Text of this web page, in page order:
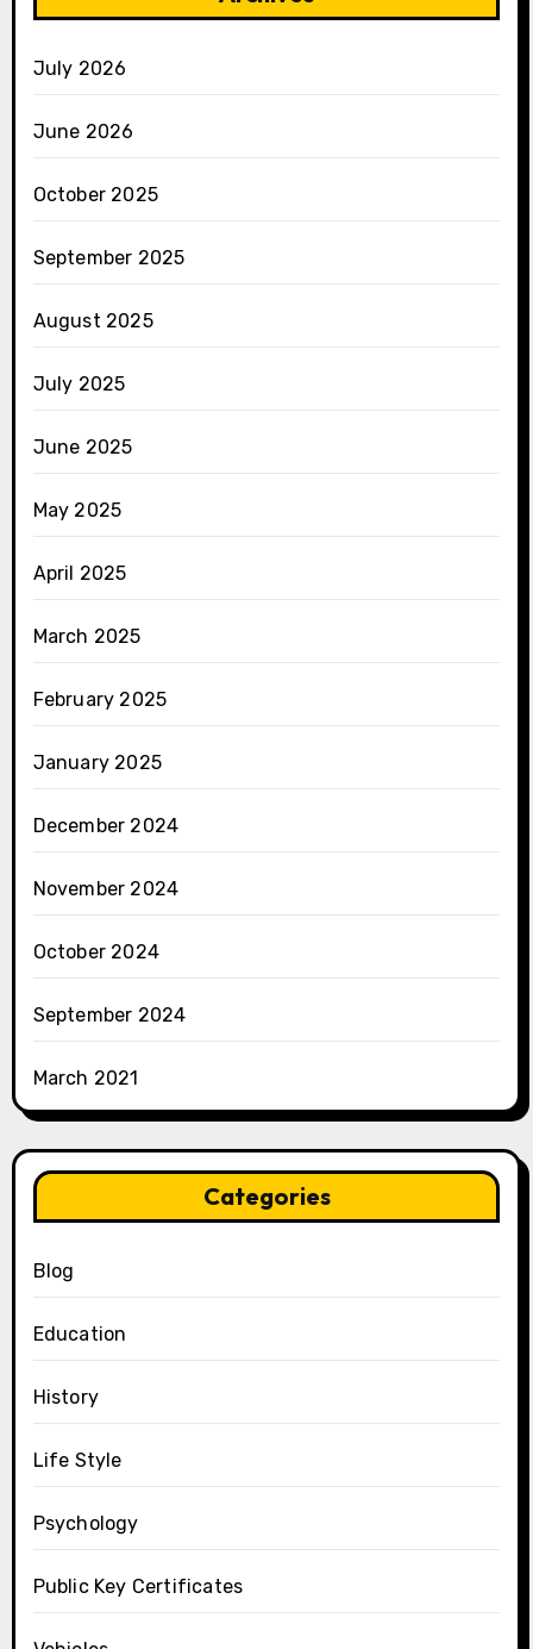
July 2026
June 2026
October 2025
September 2025
August 2025
July 2025
June 2025
May 2025
April 2025
March 2025
February 2025
January 2025
December 2024
November 2024
October 2024
September 2024
March 2021
Categories
Blog
Education
History
Life Style
Psychology
Public Key Certificates